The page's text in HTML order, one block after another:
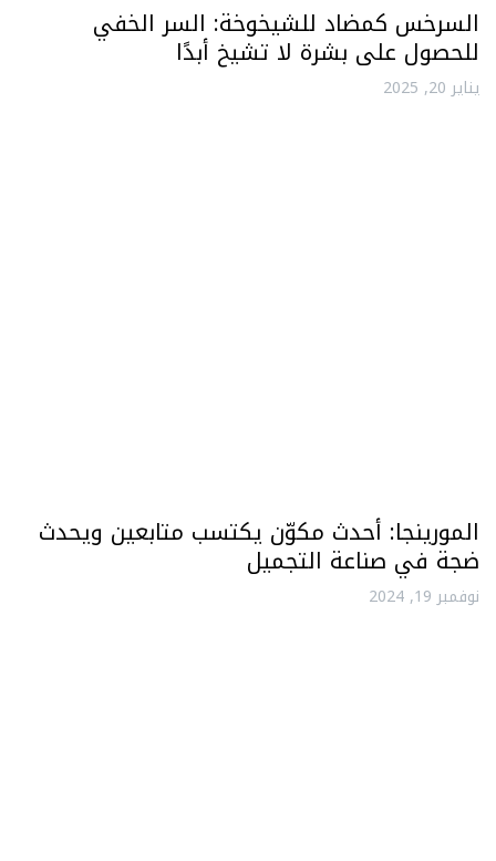
السرخس كمضاد للشيخوخة: السر الخفي
للحصول على بشرة لا تشيخ أبدًا
يناير 20, 2025
المورينجا: أحدث مكوّن يكتسب متابعين ويحدث
ضجة في صناعة التجميل
نوفمبر 19, 2024